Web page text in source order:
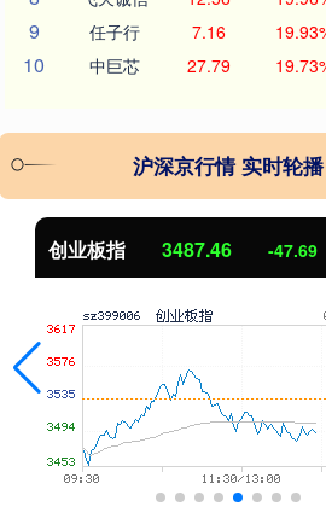
9 任子行 7.16
10 中巨芯 27.79
沪深京行情 实时轮播
创业板指 3487.46 -47.69